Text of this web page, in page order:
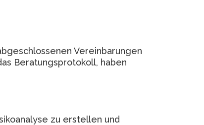
Vereinbarungen
Beratungsprotokoll, haben
zu erstellen und